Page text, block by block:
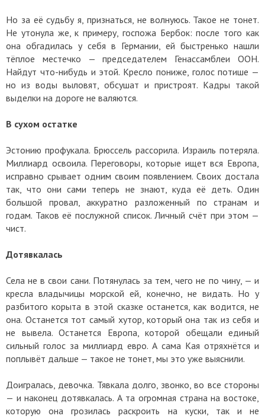
Но за её судьбу я, признаться, не волнуюсь. Такое не тонет.
Не утонула же, к примеру, госпожа Бербок: после того как
она обгадилась у себя в Германии, ей быстренько нашли
тёплое местечко — председателем Генассамблеи ООН.
Найдут что-нибудь и этой. Кресло пониже, голос потише —
но из воды выловят, обсушат и пристроят. Кадры такой
выделки на дороге не валяются.
В сухом остатке
Эстонию профукала. Брюссель рассорила. Израиль потеряла.
Миллиард освоила. Переговоры, которые ищет вся Европа,
исправно срывает одним своим появлением. Своих достала
так, что они сами теперь не знают, куда её деть. Один
большой провал, аккуратно разложенный по странам и
годам. Таков её послужной список. Личный счёт при этом —
чист.
Дотявкалась
Села не в свои сани. Потянулась за тем, чего не по чину, — и
кресла владычицы морской ей, конечно, не видать. Но у
разбитого корыта в этой сказке останется, как водится, не
она. Останется тот самый хутор, который она так из себя и
не вывела. Останется Европа, которой обещали единый
сильный голос за миллиард евро. А сама Кая отряхнётся и
поплывёт дальше — такое не тонет, мы это уже выяснили.
Доигралась, девочка. Тявкала долго, звонко, во все стороны
— и наконец дотявкалась. А та огромная страна на востоке,
которую она грозилась раскроить на куски, так и не